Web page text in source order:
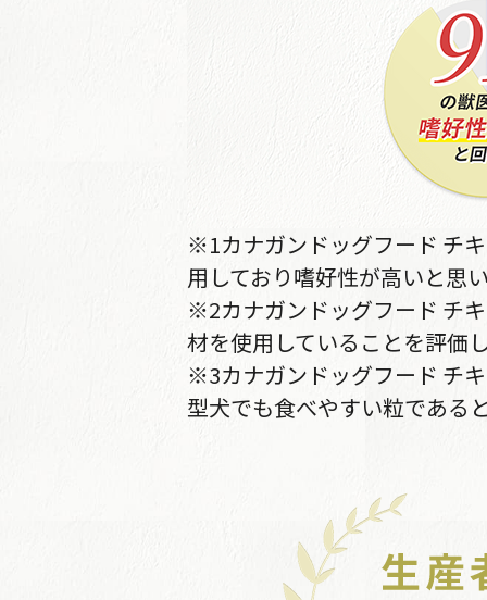
※1カナガンドッグフード チ
用しており嗜好性が高いと思
※2カナガンドッグフード チ
材を使用していることを評価
※3カナガンドッグフード チ
型犬でも食べやすい粒である